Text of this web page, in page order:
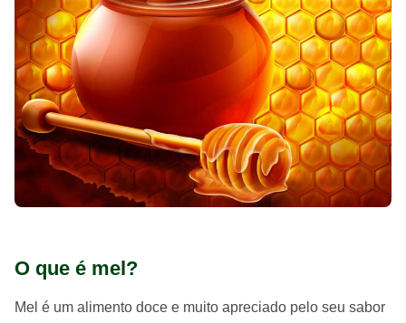
O que é mel?
Mel é um alimento doce e muito apreciado pelo seu sabor